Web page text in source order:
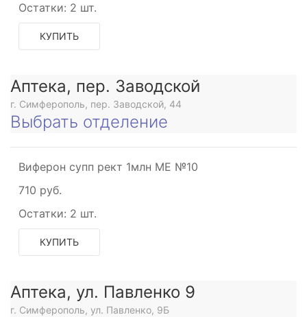
Остатки: 2 шт.
КУПИТЬ
Аптека, пер. Заводской
г. Симферополь, пер. Заводской, 44
Выбрать отделение
Виферон супп рект 1млн МЕ №10
710 руб.
Остатки: 2 шт.
КУПИТЬ
Аптека, ул. Павленко 9
г. Симферополь, ул. Павленко, 9Б